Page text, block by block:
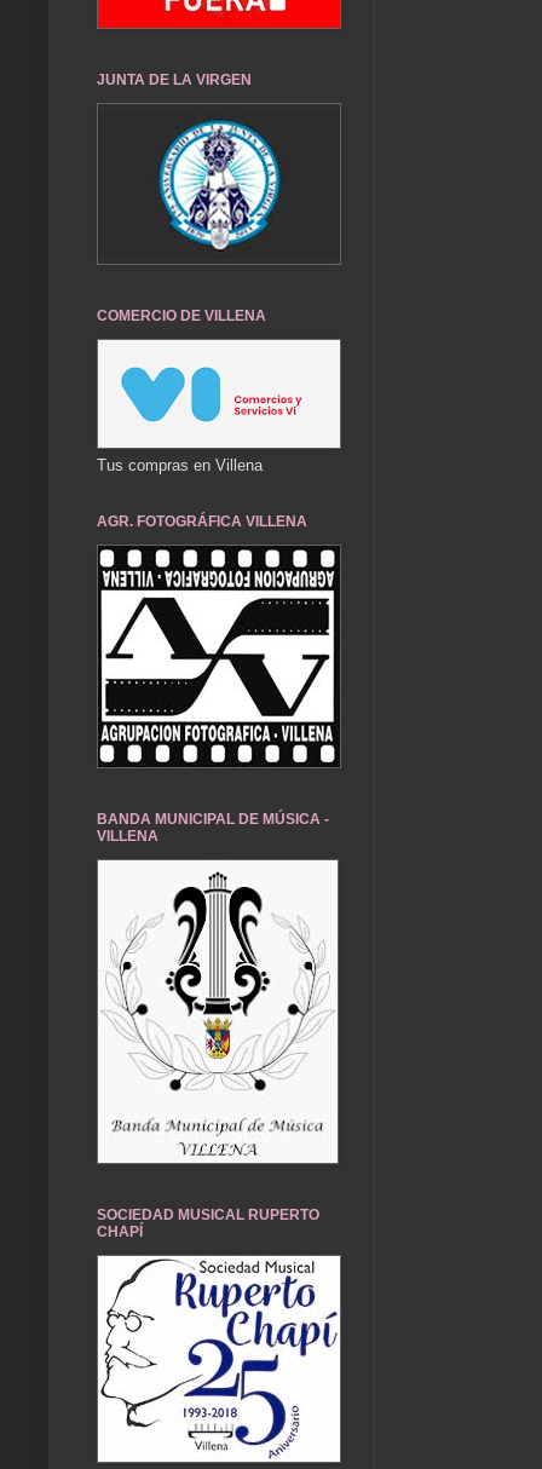
JUNTA DE LA VIRGEN
COMERCIO DE VILLENA
Tus compras en Villena
AGR. FOTOGRÁFICA VILLENA
BANDA MUNICIPAL DE MÚSICA -
VILLENA
SOCIEDAD MUSICAL RUPERTO
CHAPÍ